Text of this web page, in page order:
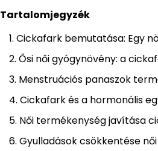
Tartalomjegyzék
Cickafark bemutatása: Egy
Ősi női gyógynövény: a
Menstruációs panaszok
Cickafark és a hormonális
Női termékenység javítása
Gyulladások csökkentése